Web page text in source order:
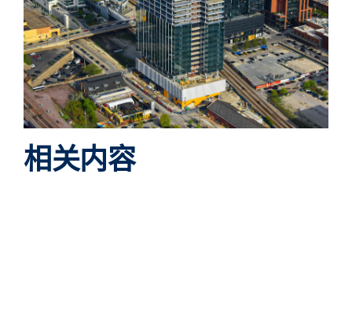
相关内容